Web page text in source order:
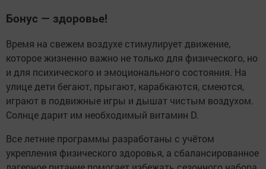
Бонус — здоровье!
Время на свежем воздухе стимулирует движение,
которое жизненно важно не только для физического, но
и для психического и эмоционального состояния. На
улице дети бегают, прыгают, карабкаются, смеются,
играют в подвижные игры и дышат чистым воздухом.
Солнце дарит им необходимый витамин D.
Все летние программы разработаны с учётом
укрепления физического здоровья, а сбалансированное